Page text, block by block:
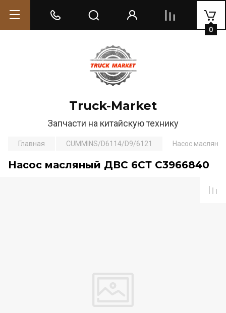
Truck-Market
Запчасти на китайскую технику
0
Главная CUMMINS/D6114/D9/6121 Насос
Насос масляный ДВС 6СТ С3966840